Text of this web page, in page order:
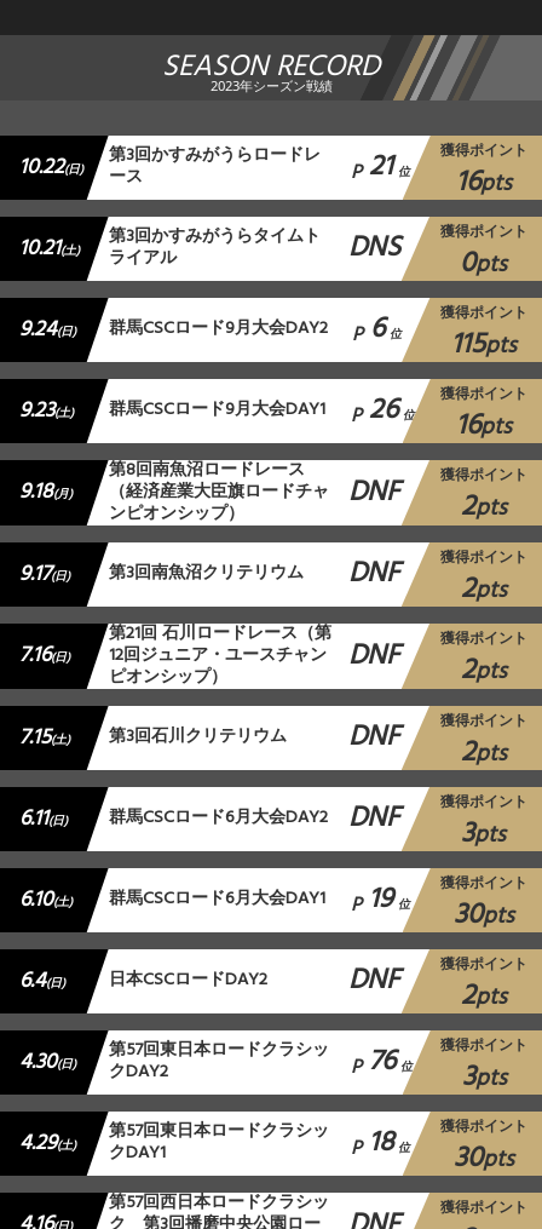
SEASON RECORD
2023年シーズン戦績
10.22(日) 第3回かすみがうらロードレ
ース P 21 位
獲得ポイント
16pts
10.21(土) 第3回かすみがうらタイムト
ライアル DNS 獲得ポイント
0pts
9.24(日) 群馬CSCロード9月大会DAY2 P 6 位
獲得ポイント
115pts
9.23(土) 群馬CSCロード9月大会DAY1 P 26 位
獲得ポイント
16pts
9.18(月)
第8回南魚沼ロードレース
（経済産業大臣旗ロードチャ
ンピオンシップ） DNF 獲得ポイント
2pts
9.17(日) 第3回南魚沼クリテリウム DNF 獲得ポイント
2pts
7.16(日)
第21回 石川ロードレース（第
12回ジュニア・ユースチャン
ピオンシップ） DNF 獲得ポイント
2pts
7.15(土) 第3回石川クリテリウム DNF 獲得ポイント
2pts
6.11(日) 群馬CSCロード6月大会DAY2 DNF 獲得ポイント
3pts
6.10(土) 群馬CSCロード6月大会DAY1 P 19 位
獲得ポイント
30pts
6.4(日) 日本CSCロードDAY2 DNF 獲得ポイント
2pts
4.30(日) 第57回東日本ロードクラシッ
クDAY2 P 76 位
獲得ポイント
3pts
4.29(土) 第57回東日本ロードクラシッ
クDAY1 P 18 位
獲得ポイント
30pts
第57回西日本ロードクラシッ 獲得ポイント